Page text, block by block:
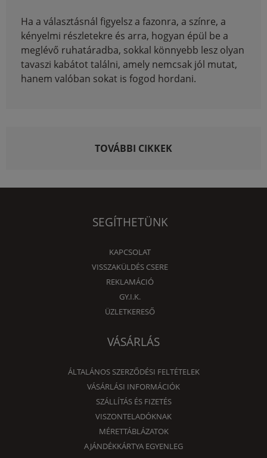
Ha a választásnál figyelsz a fazonra, a színre, a
kényelmi részletekre és arra, hogyan épül be a
meglévő ruhatáradba, sokkal könnyebb lesz olyan
tavaszi kabátot találni, amely nemcsak jól mutat,
hanem valóban sokat is fogod hordani.
TOVÁBBI CIKKEK
SEGÍTHETÜNK
KAPCSOLAT
VISSZAKÜLDÉS CSERE
REKLAMÁCIÓ
GY.I.K.
ÜZLETKERESŐ
VÁSÁRLÁS
ÁLTALÁNOS SZERZŐDÉSI FELTÉTELEK
VÁSÁRLÁSI INFORMÁCIÓK
SZÁLLÍTÁS ÉS FIZETÉS
VISZONTELADÓKNAK
MÉRETTÁBLÁZATOK
AJÁNDÉKKÁRTYA EGYENLEG